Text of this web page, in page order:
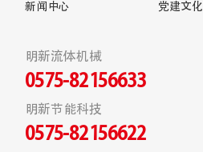
新闻中心
党建文化
明新流体机械
0575-82156633
明新节能科技
0575-82156622